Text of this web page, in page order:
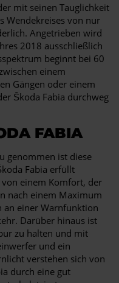
mit seinen Tauglichkeit
Wendekreises von nur
Angetrieben wird
2018 ausschließlich
beginnt bei 60
einem
Gängen oder einem
Škoda Fabia durchweg
FABIA
genommen ist diese
Fabia erfüllt
von einem Komfort, der
nach einem Maximum
an einer Warnfunktion
Darüber hinaus ist
zu halten und mit
und ein
verstehen sich von
durch eine gut